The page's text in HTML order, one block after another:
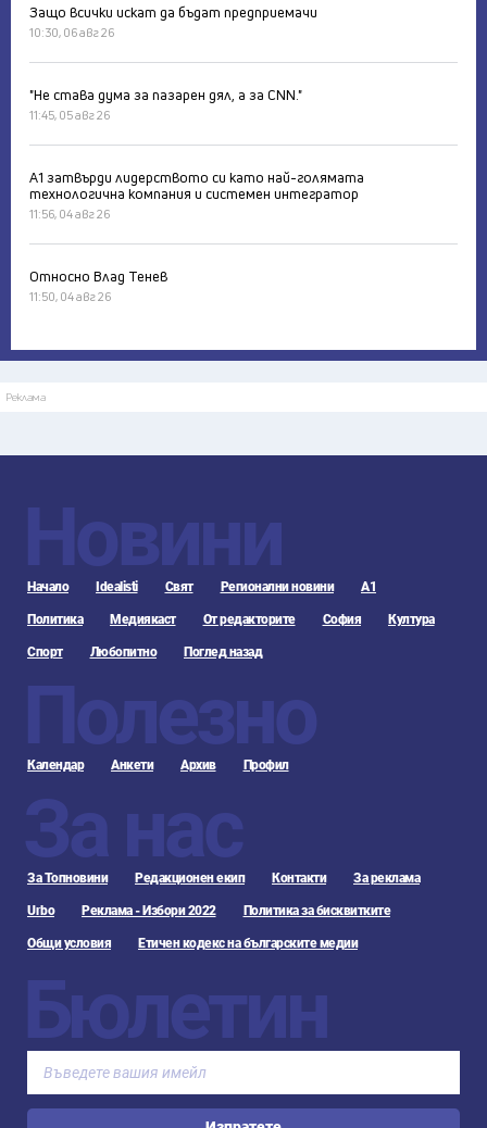
Защо всички искат да бъдат предприемачи
10:30, 06 авг 26
"Не става дума за пазарен дял, а за CNN."
11:45, 05 авг 26
А1 затвърди лидерството си като най-голямата
технологична компания и системен интегратор
11:56, 04 авг 26
Относно Влад Тенев
11:50, 04 авг 26
Реклама
Новини
Начало Idealisti Свят Регионални новини А1
Политика Медиякаст От редакторите София Култура
Спорт Любопитно Поглед назад
Полезно
Календар Анкети Архив Профил
За нас
За Топновини Редакционен екип Контакти За реклама
Urbo Реклама - Избори 2022 Политика за бисквитките
Общи условия Етичен кодекс на българските медии
Бюлетин